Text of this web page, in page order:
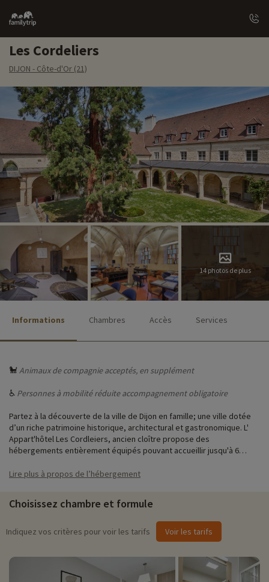
Family
trip
Les Cordeliers
DIJON - Côte-d'Or (21)
14 photos de plus
Informations Chambres Accès Services
🐩 Animaux de compagnie acceptés, en supplément
♿ Personnes à mobilité réduite accompagnement obligatoire
Partez à la découverte de la ville de Dijon en famille; une ville dotée
d’un riche patrimoine historique, architectural et gastronomique. L'
Appart'hôtel Les Cordleiers, ancien cloître propose des
hébergements entièrement équipés pouvant accueillir jusqu'à 6
Notre activité coup de cœur
Lire plus à propos de l’hébergement
Choisissez chambre et formule
Indiquez vos critères pour voir les tarifs Voir les tarifs